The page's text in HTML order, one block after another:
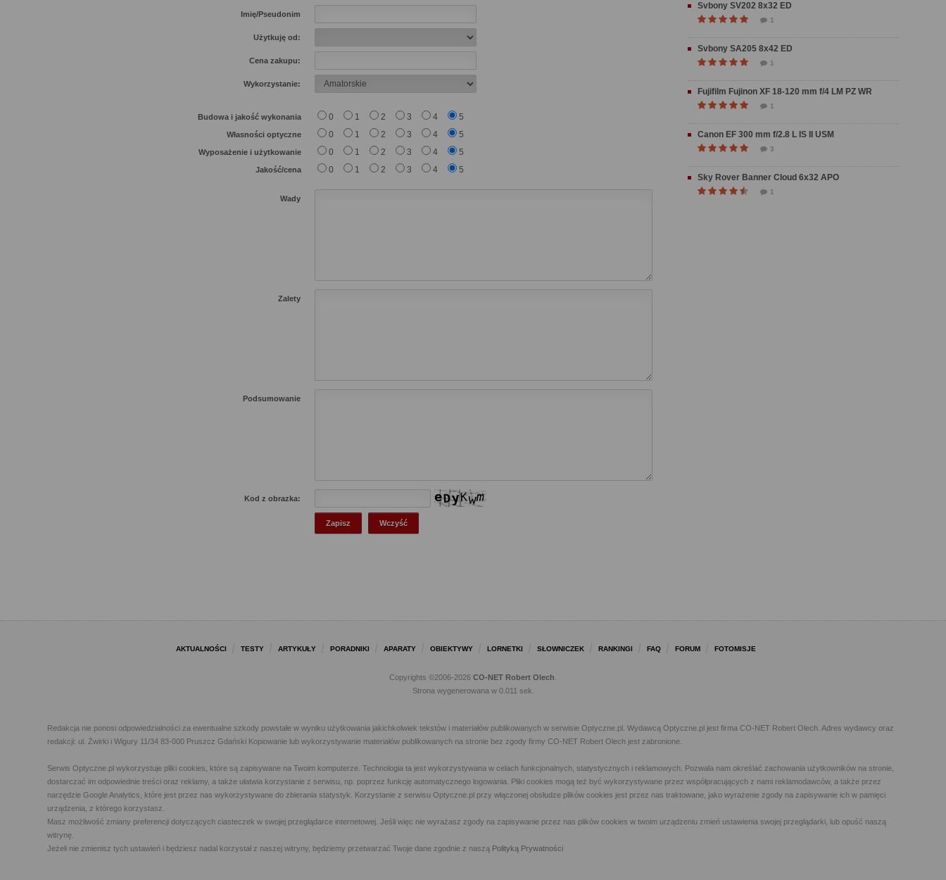
Imię/Pseudonim
Użytkuję od:
Cena zakupu:
Wykorzystanie:
Budowa i jakość wykonania 0 1 2 3 4 5
Własności optyczne 0 1 2 3 4 5
Wyposażenie i użytkowanie 0 1 2 3 4 5
Jakość/cena 0 1 2 3 4 5
Wady
Zalety
Podsumowanie
Kod z obrazka:
Svbony SV202 8x32 ED
1
Svbony SA205 8x42 ED
1
Fujifilm Fujinon XF 18-120 mm f/4 LM PZ WR
1
Canon EF 300 mm f/2.8 L IS II USM
3
Sky Rover Banner Cloud 6x32 APO
1
AKTUALNOŚCI TESTY ARTYKUŁY PORADNIKI APARATY OBIEKTYWY LORNETKI SŁOWNICZEK RANKINGI FAQ FORUM FOTOMISJE
Copyrights ©2006-2026 CO-NET Robert Olech
Strona wygenerowana w 0.011 sek.
Redakcja nie ponosi odpowiedzialności za ewentualne szkody powstałe w wyniku użytkowania jakichkolwiek tekstów i materiałów publikowanych w serwisie Optyczne.pl. Wydawcą Optyczne.pl jest firma CO-NET Robert Olech. Adres wydawcy oraz
redakcji: ul. Żwirki i Wigury 11/34 83-000 Pruszcz Gdański Kopiowanie lub wykorzystywanie materiałów publikowanych na stronie bez zgody firmy CO-NET Robert Olech jest zabronione.
Serwis Optyczne.pl wykorzystuje pliki cookies, które są zapisywane na Twoim komputerze. Technologia ta jest wykorzystywana w celach funkcjonalnych, statystycznych i reklamowych. Pozwala nam określać zachowania użytkowników na stronie,
dostarczać im odpowiednie treści oraz reklamy, a także ułatwia korzystanie z serwisu, np. poprzez funkcję automatycznego logowania. Pliki cookies mogą też być wykorzystywane przez współpracujących z nami reklamodawców, a także przez
narzędzie Google Analytics, które jest przez nas wykorzystywane do zbierania statystyk. Korzystanie z serwisu Optyczne.pl przy włączonej obsłudze plików cookies jest przez nas traktowane, jako wyrażenie zgody na zapisywanie ich w pamięci
urządzenia, z którego korzystasz.
Masz możliwość zmiany preferencji dotyczących ciasteczek w swojej przeglądarce internetowej. Jeśli więc nie wyrażasz zgody na zapisywanie przez nas plików cookies w twoim urządzeniu zmień ustawienia swojej przeglądarki, lub opuść naszą
witrynę.
Jeżeli nie zmienisz tych ustawień i będziesz nadal korzystał z naszej witryny, będziemy przetwarzać Twoje dane zgodnie z naszą Polityką Prywatności